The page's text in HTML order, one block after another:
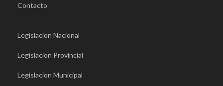
Contacto
Legislacion Nacional
Legislacion Provincial
Legislacion Municipal